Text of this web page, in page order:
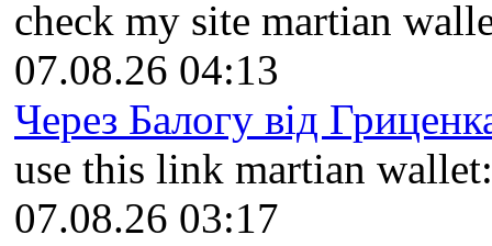
check my site martian
07.08.26 04:13
Через Балогу від
use this link martian
07.08.26 03:17